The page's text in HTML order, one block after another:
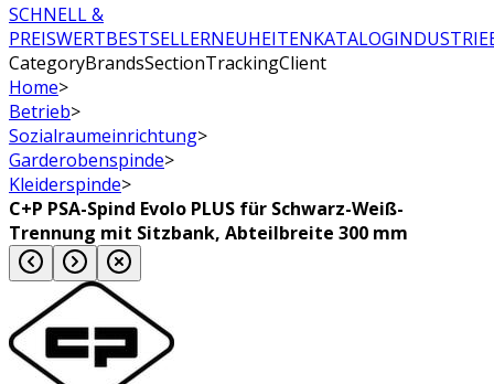
SCHNELL &
PREISWERTBESTSELLERNEUHEITENKATALOG
CategoryBrandsSectionTrackingClient
Home>
Betrieb>
Sozialraumeinrichtung>
Garderobenspinde>
Kleiderspinde>
C+P PSA-Spind Evolo PLUS für Schwarz-Weiß-
Trennung mit Sitzbank, Abteilbreite 300 mm